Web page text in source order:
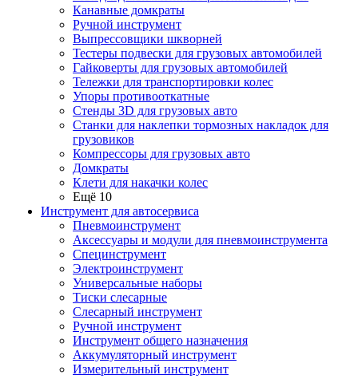
Канавные домкраты
Ручной инструмент
Выпрессовщики шкворней
Тестеры подвески для грузовых автомобилей
Гайковерты для грузовых автомобилей
Тележки для транспортировки колес
Упоры противооткатные
Стенды 3D для грузовых авто
Станки для наклепки тормозных накладок для
грузовиков
Компрессоры для грузовых авто
Домкраты
Клети для накачки колес
Ещё 10
Инструмент для автосервиса
Пневмоинструмент
Аксессуары и модули для пневмоинструмента
Специнструмент
Электроинструмент
Универсальные наборы
Тиски слесарные
Слесарный инструмент
Ручной инструмент
Инструмент общего назначения
Аккумуляторный инструмент
Измерительный инструмент